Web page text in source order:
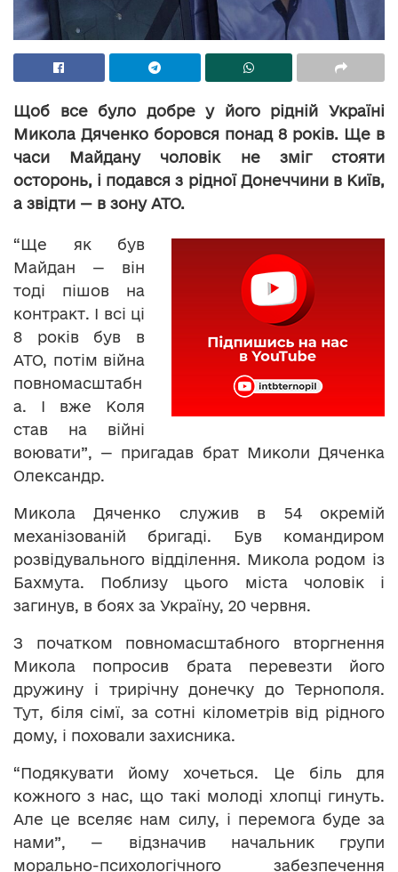
Щоб все було добре у його рідній Україні
Микола Дяченко боровся понад 8 років. Ще в
часи Майдану чоловік не зміг стояти
осторонь, і подався з рідної Донеччини в Київ,
а звідти — в зону АТО.
“Ще як був
Майдан — він
тоді пішов на
контракт. І всі ці
8 років був в
АТО, потім війна
повномасштабн
а. І вже Коля
став на війні
воювати”, — пригадав брат Миколи Дяченка
Олександр.
Микола Дяченко служив в 54 окремій
механізованій бригаді. Був командиром
розвідувального відділення. Микола родом із
Бахмута. Поблизу цього міста чоловік і
загинув, в боях за Україну, 20 червня.
З початком повномасштабного вторгнення
Микола попросив брата перевезти його
дружину і трирічну донечку до Тернополя.
Тут, біля сімї, за сотні кілометрів від рідного
дому, і поховали захисника.
“Подякувати йому хочеться. Це біль для
кожного з нас, що такі молоді хлопці гинуть.
Але це вселяє нам силу, і перемога буде за
нами”, — відзначив начальник групи
морально-психологічного забезпечення